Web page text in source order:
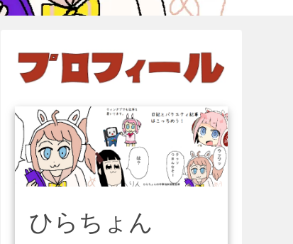
ひらちょん